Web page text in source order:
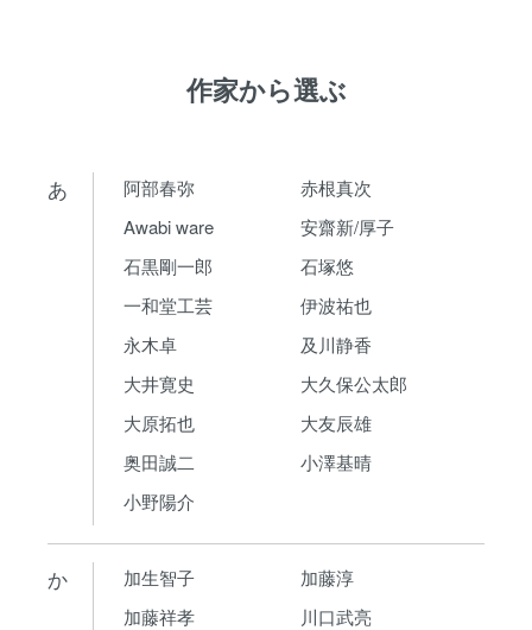
作家から選ぶ
あ 阿部春弥
赤根真次
Awabi ware
安齋新/厚子
石黒剛一郎
石塚悠
一和堂工芸
伊波祐也
永木卓
及川静香
大井寛史
大久保公太郎
大原拓也
大友辰雄
奥田誠二
小澤基晴
小野陽介
か 加生智子
加藤淳
加藤祥孝
川口武亮